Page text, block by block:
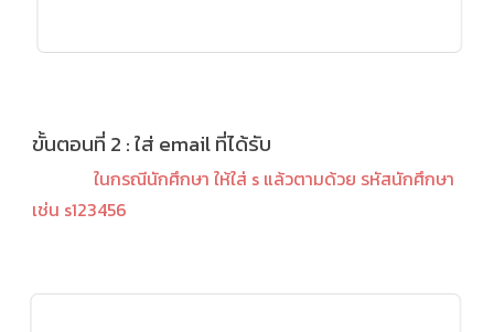
ขั้นตอนที่ 2 :ใส่ email ที่ได้รับ
ในกรณีนักศึกษา ให้ใส่ s แล้วตามด้วย รหัสนักศึกษา
เช่น s123456